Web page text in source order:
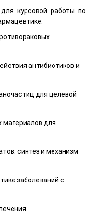
курсовой работы по
антибиотиков и
для целевой
материалов для
синтез и механизм
заболеваний с